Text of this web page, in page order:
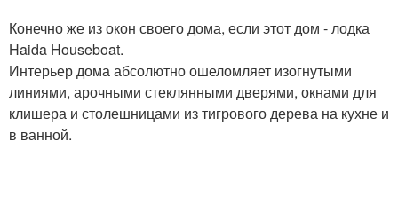
Конечно же из окон своего дома, если этот дом - лодка
Haida Houseboat.
Интерьер дома абсолютно ошеломляет изогнутыми
линиями, арочными стеклянными дверями, окнами для
клишера и столешницами из тигрового дерева на кухне и
в ванной.